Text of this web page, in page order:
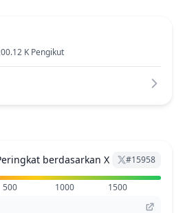
K Pengikut
berdasarkan X #15958
500 1000
1500